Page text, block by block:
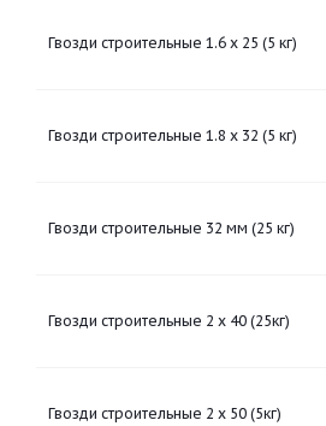
Гвозди строительные 1.6 х 25 (5 кг)
Гвозди строительные 1.8 х 32 (5 кг)
Гвозди строительные 32 мм (25 кг)
Гвозди строительные 2 х 40 (25кг)
Гвозди строительные 2 х 50 (5кг)